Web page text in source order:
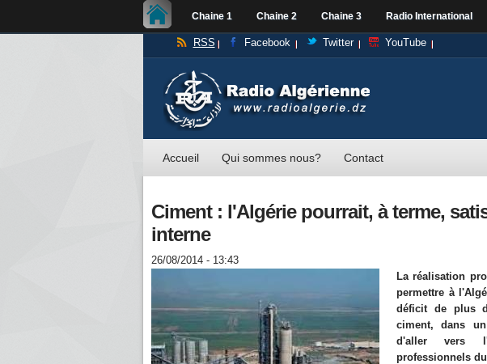
Chaine 1 Chaine 2 Chaine 3 Radio International
RSS Facebook Twitter YouTube
Accueil Qui sommes nous? Contact
Ciment : l'Algérie pourrait, à terme,
interne
26/08/2014 - 13:43
La réalisation
permettre à
déficit de plus
ciment, dans
d'aller vers
professionnels